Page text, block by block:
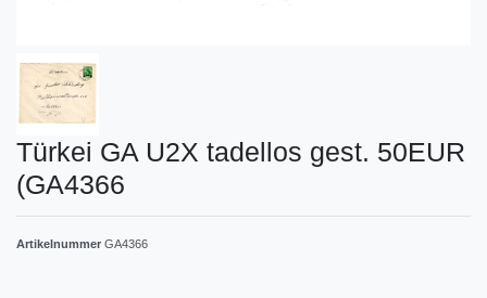
Türkei GA U2X tadellos gest. 50EUR
(GA4366
Artikelnummer GA4366